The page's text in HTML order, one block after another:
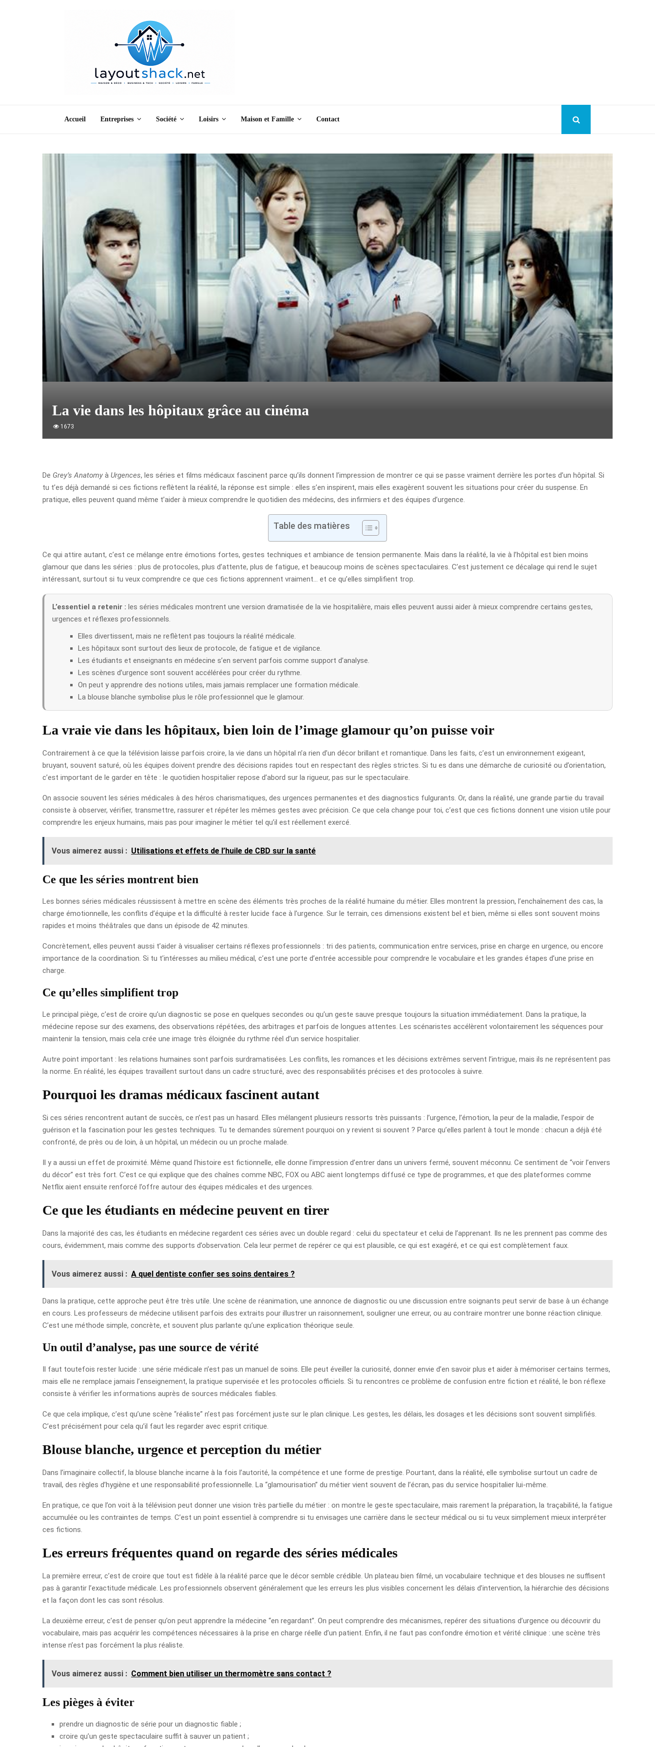
Accueil Entreprises Société Loisirs Maison et Famille Contact
La vie dans les hôpitaux grâce au cinéma
1673
De Grey’s Anatomy à Urgences, les séries et films médicaux fascinent parce qu’ils donnent l’impression de montrer ce qui se passe vraiment derrière les portes d’un hôpital. Si
tu t’es déjà demandé si ces fictions reflètent la réalité, la réponse est simple : elles s’en inspirent, mais elles exagèrent souvent les situations pour créer du suspense. En
pratique, elles peuvent quand même t’aider à mieux comprendre le quotidien des médecins, des infirmiers et des équipes d’urgence.
Table des matières
Ce qui attire autant, c’est ce mélange entre émotions fortes, gestes techniques et ambiance de tension permanente. Mais dans la réalité, la vie à l’hôpital est bien moins
glamour que dans les séries : plus de protocoles, plus d’attente, plus de fatigue, et beaucoup moins de scènes spectaculaires. C’est justement ce décalage qui rend le sujet
intéressant, surtout si tu veux comprendre ce que ces fictions apprennent vraiment… et ce qu’elles simplifient trop.
L’essentiel a retenir : les séries médicales montrent une version dramatisée de la vie hospitalière, mais elles peuvent aussi aider à mieux comprendre certains gestes,
urgences et réflexes professionnels.
Elles divertissent, mais ne reflètent pas toujours la réalité médicale.
Les hôpitaux sont surtout des lieux de protocole, de fatigue et de vigilance.
Les étudiants et enseignants en médecine s’en servent parfois comme support d’analyse.
Les scènes d’urgence sont souvent accélérées pour créer du rythme.
On peut y apprendre des notions utiles, mais jamais remplacer une formation médicale.
La blouse blanche symbolise plus le rôle professionnel que le glamour.
La vraie vie dans les hôpitaux, bien loin de l’image glamour qu’on puisse voir
Contrairement à ce que la télévision laisse parfois croire, la vie dans un hôpital n’a rien d’un décor brillant et romantique. Dans les faits, c’est un environnement exigeant,
bruyant, souvent saturé, où les équipes doivent prendre des décisions rapides tout en respectant des règles strictes. Si tu es dans une démarche de curiosité ou d’orientation,
c’est important de le garder en tête : le quotidien hospitalier repose d’abord sur la rigueur, pas sur le spectaculaire.
On associe souvent les séries médicales à des héros charismatiques, des urgences permanentes et des diagnostics fulgurants. Or, dans la réalité, une grande partie du travail
consiste à observer, vérifier, transmettre, rassurer et répéter les mêmes gestes avec précision. Ce que cela change pour toi, c’est que ces fictions donnent une vision utile pour
comprendre les enjeux humains, mais pas pour imaginer le métier tel qu’il est réellement exercé.
Vous aimerez aussi : Utilisations et effets de l’huile de CBD sur la santé
Ce que les séries montrent bien
Les bonnes séries médicales réussissent à mettre en scène des éléments très proches de la réalité humaine du métier. Elles montrent la pression, l’enchaînement des cas, la
charge émotionnelle, les conflits d’équipe et la difficulté à rester lucide face à l’urgence. Sur le terrain, ces dimensions existent bel et bien, même si elles sont souvent moins
rapides et moins théâtrales que dans un épisode de 42 minutes.
Concrètement, elles peuvent aussi t’aider à visualiser certains réflexes professionnels : tri des patients, communication entre services, prise en charge en urgence, ou encore
importance de la coordination. Si tu t’intéresses au milieu médical, c’est une porte d’entrée accessible pour comprendre le vocabulaire et les grandes étapes d’une prise en
charge.
Ce qu’elles simplifient trop
Le principal piège, c’est de croire qu’un diagnostic se pose en quelques secondes ou qu’un geste sauve presque toujours la situation immédiatement. Dans la pratique, la
médecine repose sur des examens, des observations répétées, des arbitrages et parfois de longues attentes. Les scénaristes accélèrent volontairement les séquences pour
maintenir la tension, mais cela crée une image très éloignée du rythme réel d’un service hospitalier.
Autre point important : les relations humaines sont parfois surdramatisées. Les conflits, les romances et les décisions extrêmes servent l’intrigue, mais ils ne représentent pas
la norme. En réalité, les équipes travaillent surtout dans un cadre structuré, avec des responsabilités précises et des protocoles à suivre.
Pourquoi les dramas médicaux fascinent autant
Si ces séries rencontrent autant de succès, ce n’est pas un hasard. Elles mélangent plusieurs ressorts très puissants : l’urgence, l’émotion, la peur de la maladie, l’espoir de
guérison et la fascination pour les gestes techniques. Tu te demandes sûrement pourquoi on y revient si souvent ? Parce qu’elles parlent à tout le monde : chacun a déjà été
confronté, de près ou de loin, à un hôpital, un médecin ou un proche malade.
Il y a aussi un effet de proximité. Même quand l’histoire est fictionnelle, elle donne l’impression d’entrer dans un univers fermé, souvent méconnu. Ce sentiment de “voir l’envers
du décor” est très fort. C’est ce qui explique que des chaînes comme NBC, FOX ou ABC aient longtemps diffusé ce type de programmes, et que des plateformes comme
Netflix aient ensuite renforcé l’offre autour des équipes médicales et des urgences.
Ce que les étudiants en médecine peuvent en tirer
Dans la majorité des cas, les étudiants en médecine regardent ces séries avec un double regard : celui du spectateur et celui de l’apprenant. Ils ne les prennent pas comme des
cours, évidemment, mais comme des supports d’observation. Cela leur permet de repérer ce qui est plausible, ce qui est exagéré, et ce qui est complètement faux.
Vous aimerez aussi : A quel dentiste confier ses soins dentaires ?
Dans la pratique, cette approche peut être très utile. Une scène de réanimation, une annonce de diagnostic ou une discussion entre soignants peut servir de base à un échange
en cours. Les professeurs de médecine utilisent parfois des extraits pour illustrer un raisonnement, souligner une erreur, ou au contraire montrer une bonne réaction clinique.
C’est une méthode simple, concrète, et souvent plus parlante qu’une explication théorique seule.
Un outil d’analyse, pas une source de vérité
Il faut toutefois rester lucide : une série médicale n’est pas un manuel de soins. Elle peut éveiller la curiosité, donner envie d’en savoir plus et aider à mémoriser certains termes,
mais elle ne remplace jamais l’enseignement, la pratique supervisée et les protocoles officiels. Si tu rencontres ce problème de confusion entre fiction et réalité, le bon réflexe
consiste à vérifier les informations auprès de sources médicales fiables.
Ce que cela implique, c’est qu’une scène “réaliste” n’est pas forcément juste sur le plan clinique. Les gestes, les délais, les dosages et les décisions sont souvent simplifiés.
C’est précisément pour cela qu’il faut les regarder avec esprit critique.
Blouse blanche, urgence et perception du métier
Dans l’imaginaire collectif, la blouse blanche incarne à la fois l’autorité, la compétence et une forme de prestige. Pourtant, dans la réalité, elle symbolise surtout un cadre de
travail, des règles d’hygiène et une responsabilité professionnelle. La “glamourisation” du métier vient souvent de l’écran, pas du service hospitalier lui-même.
En pratique, ce que l’on voit à la télévision peut donner une vision très partielle du métier : on montre le geste spectaculaire, mais rarement la préparation, la traçabilité, la fatigue
accumulée ou les contraintes de temps. C’est un point essentiel à comprendre si tu envisages une carrière dans le secteur médical ou si tu veux simplement mieux interpréter
ces fictions.
Les erreurs fréquentes quand on regarde des séries médicales
La première erreur, c’est de croire que tout est fidèle à la réalité parce que le décor semble crédible. Un plateau bien filmé, un vocabulaire technique et des blouses ne suffisent
pas à garantir l’exactitude médicale. Les professionnels observent généralement que les erreurs les plus visibles concernent les délais d’intervention, la hiérarchie des décisions
et la façon dont les cas sont résolus.
La deuxième erreur, c’est de penser qu’on peut apprendre la médecine “en regardant”. On peut comprendre des mécanismes, repérer des situations d’urgence ou découvrir du
vocabulaire, mais pas acquérir les compétences nécessaires à la prise en charge réelle d’un patient. Enfin, il ne faut pas confondre émotion et vérité clinique : une scène très
intense n’est pas forcément la plus réaliste.
Vous aimerez aussi : Comment bien utiliser un thermomètre sans contact ?
Les pièges à éviter
prendre un diagnostic de série pour un diagnostic fiable ;
croire qu’un geste spectaculaire suffit à sauver un patient ;